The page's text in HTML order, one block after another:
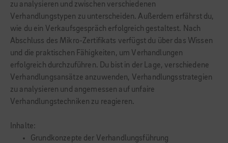
zu analysieren und zwischen verschiedenen
Verhandlungstypen zu unterscheiden. Außerdem erfährst du,
wie du ein Verkaufsgespräch erfolgreich gestaltest. Nach
Abschluss des Mikro-Zertifikats verfügst du über das Wissen
und die praktischen Fähigkeiten, um Verhandlungen
erfolgreich durchzuführen. Du bist in der Lage, verschiedene
Verhandlungsansätze anzuwenden, Verhandlungsstrategien
zu analysieren und angemessen auf unfaire
Verhandlungstechniken zu reagieren.
Inhalte:
Grundkonzepte der Verhandlungsführung